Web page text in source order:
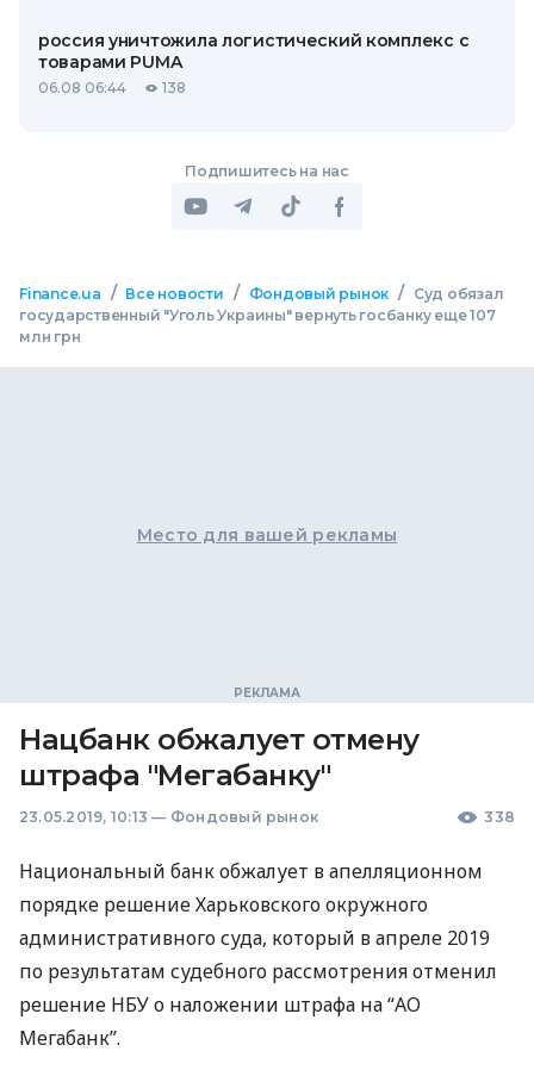
россия уничтожила логистический комплекс с
товарами PUMA
06.08 06:44 138
Подпишитесь на нас
Finance.ua / Все новости / Фондовый рынок /
Суд обязал
государственный "Уголь Украины" вернуть госбанку еще 107
млн грн
Место для вашей рекламы
Нацбанк обжалует отмену
штрафа "Мегабанку"
23.05.2019, 10:13 — Фондовый рынок 338
Национальный банк обжалует в апелляционном
порядке решение Харьковского окружного
административного суда, который в апреле 2019
по результатам судебного рассмотрения отменил
решение НБУо наложении штрафа на “АО
Мегабанк”.